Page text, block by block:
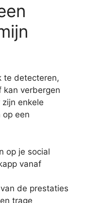
te detecteren,
kan verbergen
enkele
op een
op je social
vanaf
de prestaties
trage